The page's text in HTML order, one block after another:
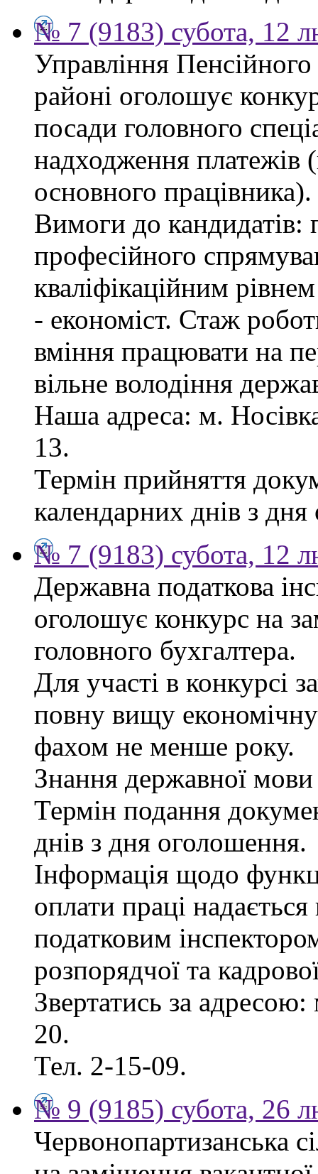
№ 7 (9183) субота, 12
Управління
районі оголошує
посади головного
надходження платежів
основного працівника).
Вимоги до кандидатів:
професійного
кваліфікаційним
- економіст. Стаж
вміння працювати на
вільне володіння
Наша адреса: м.
13.
Термін прийняття
календарних днів з
№ 7 (9183) субота, 12
Державна податкова
оголошує конкурс на
головного бухгалтера.
Для участі в конкурсі
повну вищу економічну
фахом не менше року.
Знання державної
Термін подання
днів з дня оголошення.
Інформація щодо
оплати праці
податковим
розпорядчої та
Звертатись за
20.
Тел. 2-15-09.
№ 9 (9185) субота, 26
Червонопартизанська